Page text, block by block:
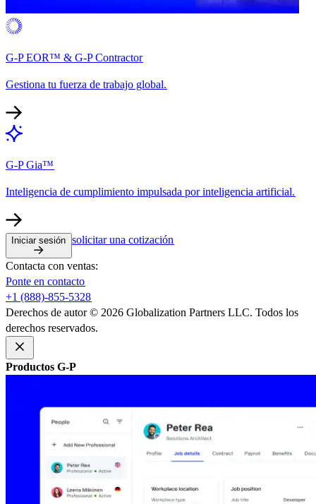
G-P EOR™ & G-P Contractor​​
Gestiona tu fuerza de trabajo global.​​
G-P Gia™​​
Inteligencia de cumplimiento impulsada por inteligencia artificial.​​
Iniciar sesión​​ solicitar una cotización​​
Contacta con ventas:​​
Ponte en contacto​​
+1 (888)-855-5328​​
Derechos de autor © 2026 Globalization Partners LLC. Todos los
derechos reservados.​​
Productos G-P​​